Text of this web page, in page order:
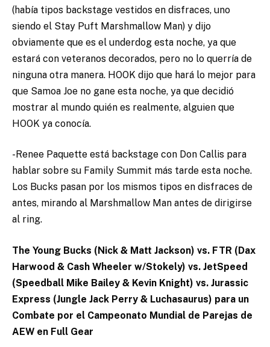
(había tipos backstage vestidos en disfraces, uno
siendo el Stay Puft Marshmallow Man) y dijo
obviamente que es el underdog esta noche, ya que
estará con veteranos decorados, pero no lo querría de
ninguna otra manera. HOOK dijo que hará lo mejor para
que Samoa Joe no gane esta noche, ya que decidió
mostrar al mundo quién es realmente, alguien que
HOOK ya conocía.
-Renee Paquette está backstage con Don Callis para
hablar sobre su Family Summit más tarde esta noche.
Los Bucks pasan por los mismos tipos en disfraces de
antes, mirando al Marshmallow Man antes de dirigirse
al ring.
The Young Bucks (Nick & Matt Jackson) vs. FTR (Dax
Harwood & Cash Wheeler w/Stokely) vs. JetSpeed
(Speedball Mike Bailey & Kevin Knight) vs. Jurassic
Express (Jungle Jack Perry & Luchasaurus) para un
Combate por el Campeonato Mundial de Parejas de
AEW en Full Gear